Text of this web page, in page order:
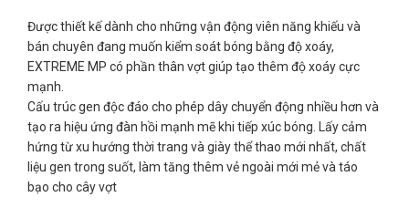
Được thiết kế dành cho những vận động viên năng khiếu và
bán chuyên đang muốn kiểm soát bóng bằng độ xoáy,
EXTREME MP có phần thân vợt giúp tạo thêm độ xoáy cực
mạnh.
Cấu trúc gen độc đáo cho phép dây chuyển động nhiều hơn và
tạo ra hiệu ứng đàn hồi mạnh mẽ khi tiếp xúc bóng. Lấy cảm
hứng từ xu hướng thời trang và giày thể thao mới nhất, chất
liệu gen trong suốt, làm tăng thêm vẻ ngoài mới mẻ và táo
bạo cho cây vợt